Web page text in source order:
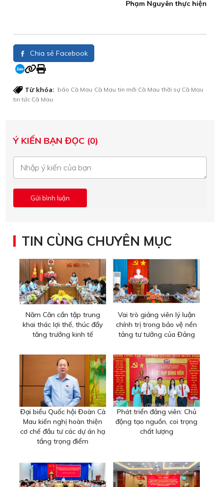
Phạm Nguyên thực hiện
Chia sẻ Facebook
Từ khóa: báo Cà Mau Cà Mau tin mới Cà Mau thời sự Cà Mau
tin tức Cà Mau
Ý KIẾN BẠN ĐỌC (0)
TIN CÙNG CHUYÊN MỤC
Năm Căn cần tập trung
khai thác lợi thế, thúc đẩy
tăng trưởng kinh tế
Vai trò giảng viên lý luận
chính trị trong bảo vệ nền
tảng tư tưởng của Đảng
Đại biểu Quốc hội Đoàn Cà
Mau kiến nghị hoàn thiện
cơ chế đầu tư các dự án hạ
tầng trọng điểm
Phát triển đảng viên: Chủ
động tạo nguồn, coi trọng
chất lượng